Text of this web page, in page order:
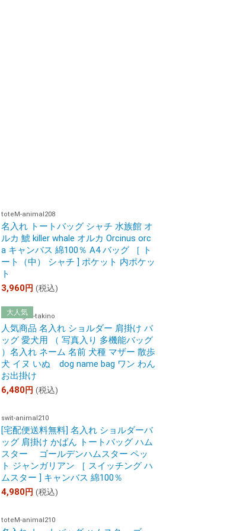
toteM-animal208
名入れ トートバッグ シャチ 水族館 オ
ルカ 鯱 killer whale オルカ Orcinus orc
a キャンバス 綿100％ A4 バッグ ［ ト
ート（中） シャチ ] ポケット 内ポケッ
ト
3,960円 (税込)
cut-bag14-takino
人気商品 名入れ ショルダー 肩掛け バ
ッグ 愛犬用 （ 写真入り 多機能バッグ
）名入れ ネーム 名前 犬種 マザー 散歩
犬 イヌ いぬ dog name bag ワン わん
お出掛け
6,480円 (税込)
swit-animal210
[宅配便送料無料] 名入れ ショルダーバ
ッグ 肩掛け かばん トートバッグ ハム
スター ゴールデンハムスター ペッ
ト ジャンガリアン ［ スイッチング ハ
ムスター ] キャンバス 綿100％
4,980円 (税込)
toteM-animal210